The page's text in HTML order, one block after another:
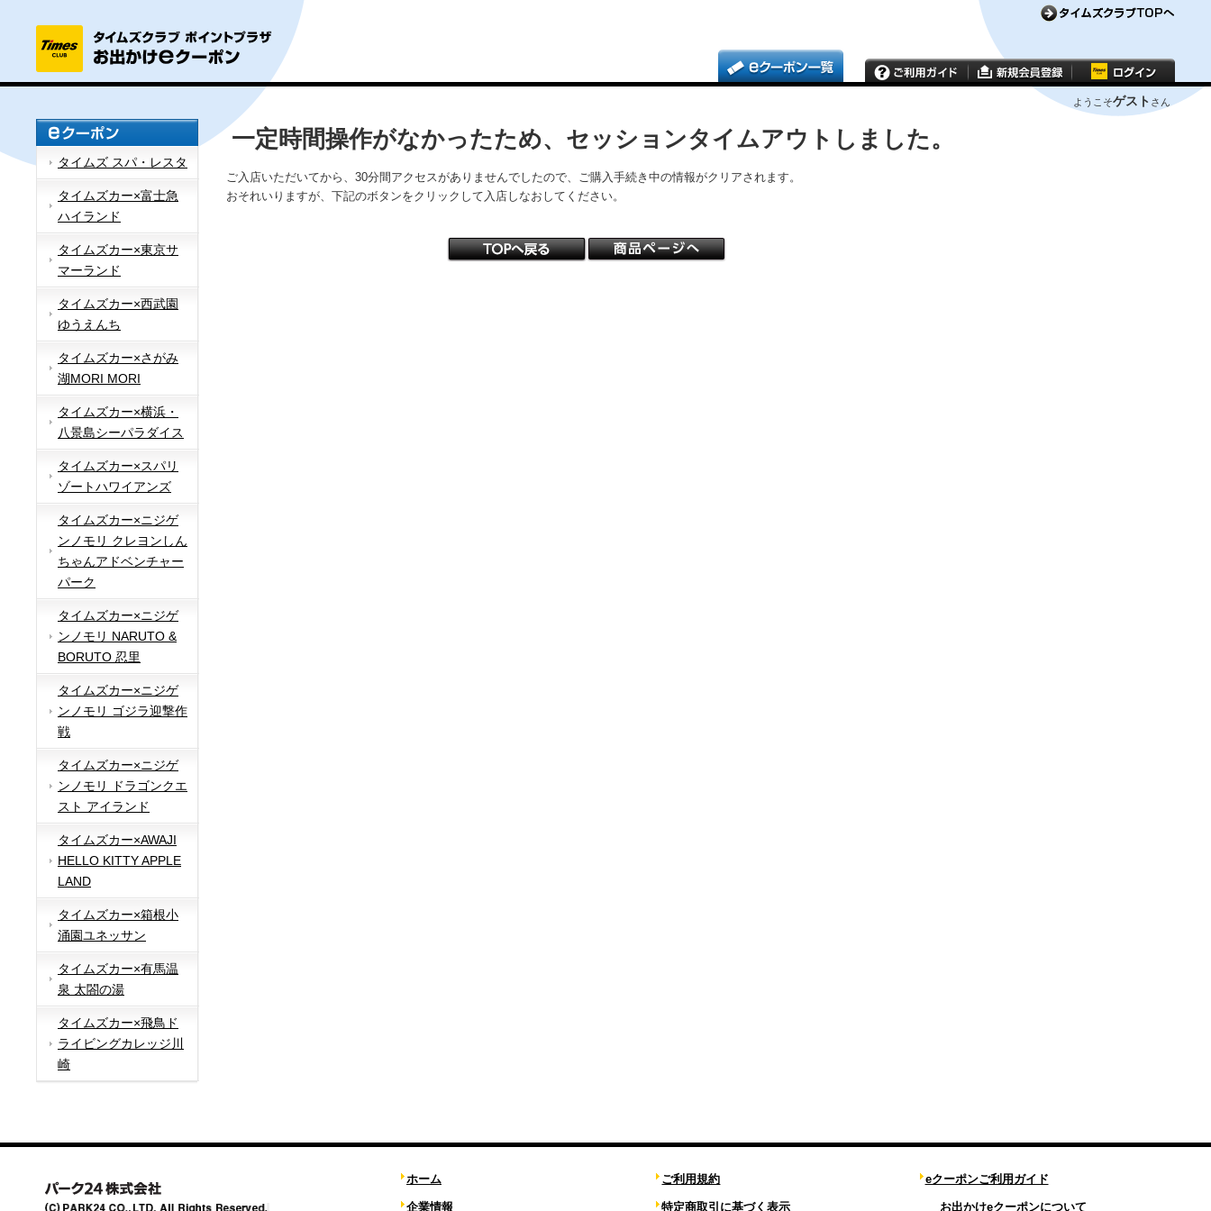
ようこそゲスト さん
タイムズ スパ・レスタ
タイムズカー×富士急
ハイランド
タイムズカー×東京サ
マーランド
タイムズカー×西武園
ゆうえんち
タイムズカー×さがみ
湖MORI MORI
タイムズカー×横浜・
八景島シーパラダイス
タイムズカー×スパリ
ゾートハワイアンズ
タイムズカー×ニジゲ
ンノモリ クレヨンしん
ちゃんアドベンチャー
パーク
タイムズカー×ニジゲ
ンノモリ NARUTO &
BORUTO 忍里
タイムズカー×ニジゲ
ンノモリ ゴジラ迎撃作
戦
タイムズカー×ニジゲ
ンノモリ ドラゴンクエ
スト アイランド
タイムズカー×AWAJI
HELLO KITTY APPLE
LAND
タイムズカー×箱根小
涌園ユネッサン
タイムズカー×有馬温
泉 太閤の湯
タイムズカー×飛鳥ド
ライビングカレッジ川
崎
一定時間操作がなかったため、セッションタイムアウトしました。
ご入店いただいてから、30分間アクセスがありませんでしたので、ご購入手続き中の情報がクリアされます。
おそれいりますが、下記のボタンをクリックして入店しなおしてください。
ホーム
企業情報
ご利用規約
特定商取引に基づく表示
eクーポンご利用ガイド
お出かけeクーポンについて